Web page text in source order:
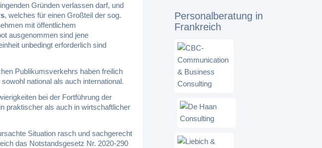
Gründen verlassen darf, und
, welches für einen Großteil der sog.
mit öffentlichem
ausgenommen sind jene
unbedingt erforderlich sind
Publikumsverkehrs haben freilich
national als auch international.
bei der Fortführung der
praktischer als auch in wirtschaftlicher
Situation rasch und sachgerecht
das Notstandsgesetz Nr. 2020-290
Personalberatung in
Frankreich